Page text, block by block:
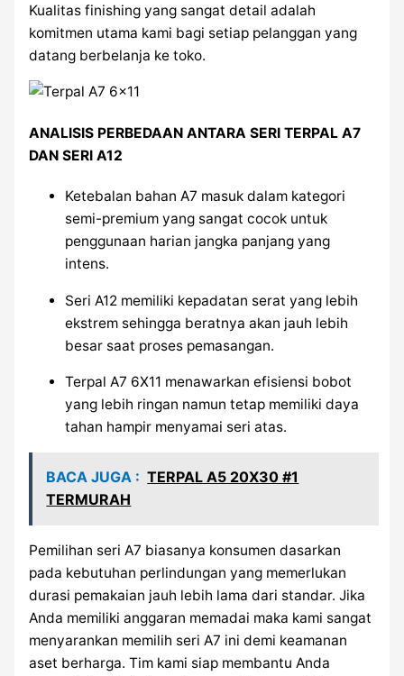
Kualitas finishing yang sangat detail adalah
komitmen utama kami bagi setiap pelanggan yang
datang berbelanja ke toko.
ANALISIS PERBEDAAN ANTARA SERI TERPAL A7
DAN SERI A12
Ketebalan bahan A7 masuk dalam kategori
semi-premium yang sangat cocok untuk
penggunaan harian jangka panjang yang
intens.
Seri A12 memiliki kepadatan serat yang lebih
ekstrem sehingga beratnya akan jauh lebih
besar saat proses pemasangan.
Terpal A7 6X11 menawarkan efisiensi bobot
yang lebih ringan namun tetap memiliki daya
tahan hampir menyamai seri atas.
BACA JUGA : TERPAL A5 20X30 #1
TERMURAH
Pemilihan seri A7 biasanya konsumen dasarkan
pada kebutuhan perlindungan yang memerlukan
durasi pemakaian jauh lebih lama dari standar. Jika
Anda memiliki anggaran memadai maka kami sangat
menyarankan memilih seri A7 ini demi keamanan
aset berharga. Tim kami siap membantu Anda